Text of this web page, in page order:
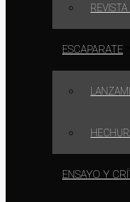
ESCAPARATE
ENSAYO Y